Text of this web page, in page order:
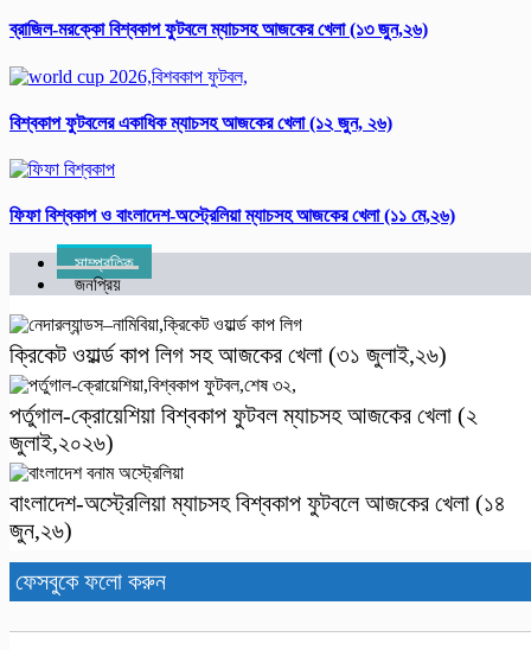
ব্রাজিল-মরক্কো বিশ্ব‌কাপ ফুটবলে ম্যাচসহ আজকের খেলা (১৩ জুন,২৬)
বিশ্বকাপ ফুটবলের একাধিক ম্যাচসহ আজকের খেলা (১২ জুন, ২৬)
ফিফা বিশ্ব‌কাপ ও বাংলাদেশ-অস্ট্রেলিয়া ম্যাচসহ আজকের খেলা (১১ মে,২৬)
সাম্প্রতিক
জনপ্রিয়
ক্রিকেট ওয়ার্ল্ড কাপ লিগ সহ আজকের খেলা (৩১ জুলাই,২৬)
পর্তুগাল-ক্রোয়েশিয়া বিশ্বকাপ ফুটবল ম্যাচসহ আজকের খেলা (২
জুলাই,২০২৬)
বাংলাদেশ-অস্ট্রেলিয়া ম্যাচসহ বিশ্ব‌কাপ ফুটবলে আজকের খেলা (১৪
জুন,২৬)
ফেসবুকে ফলো করুন